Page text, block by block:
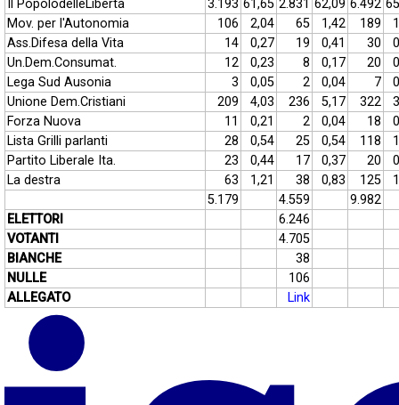
Il PopolodelleLibertà
3.193 61,65 2.831 62,09 6.492
Mov. per l'Autonomia
106 2,04 65 1,42 189
Ass.Difesa della Vita
14 0,27 19 0,41 30
Un.Dem.Consumat.
12 0,23 8 0,17 20
Lega Sud Ausonia
3 0,05 2 0,04 7
Unione Dem.Cristiani
209 4,03 236 5,17 322
Forza Nuova
11 0,21 2 0,04 18
Lista Grilli parlanti
28 0,54 25 0,54 118
Partito Liberale Ita.
23 0,44 17 0,37 20
La destra
63 1,21 38 0,83 125
5.179
4.559
9.982
ELETTORI
6.246
VOTANTI
4.705
BIANCHE
38
NULLE
106
ALLEGATO
Link